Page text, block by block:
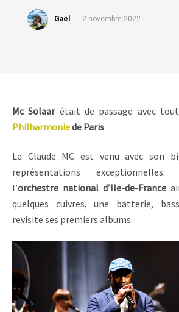
Gaël 2 novembre 2022
Mc Solaarétait de passage avec
Philharmoniede Paris.
Le Claude MC est venu avec son
représentations
l’orchestre national d’Ile-de-France
quelques cuivres, une batterie,
revisite ses premiers albums.